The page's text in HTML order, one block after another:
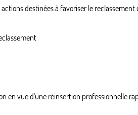
destinées à favoriser le
en vue d'une réinsertion professionnelle